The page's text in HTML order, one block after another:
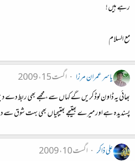
رہے ہیں !
مع السلام
یاسر عمران مرزا
اگست 15، 2009
بھائی یہ ڈاون لوڈ کریں گے کہاں سے، مجھے بھی ربط دے
پسندیدہ ہے اور میرے بھتیجے بھتیجیاں بھی بہت شوق
علی ذاکر
اگست 10، 2009